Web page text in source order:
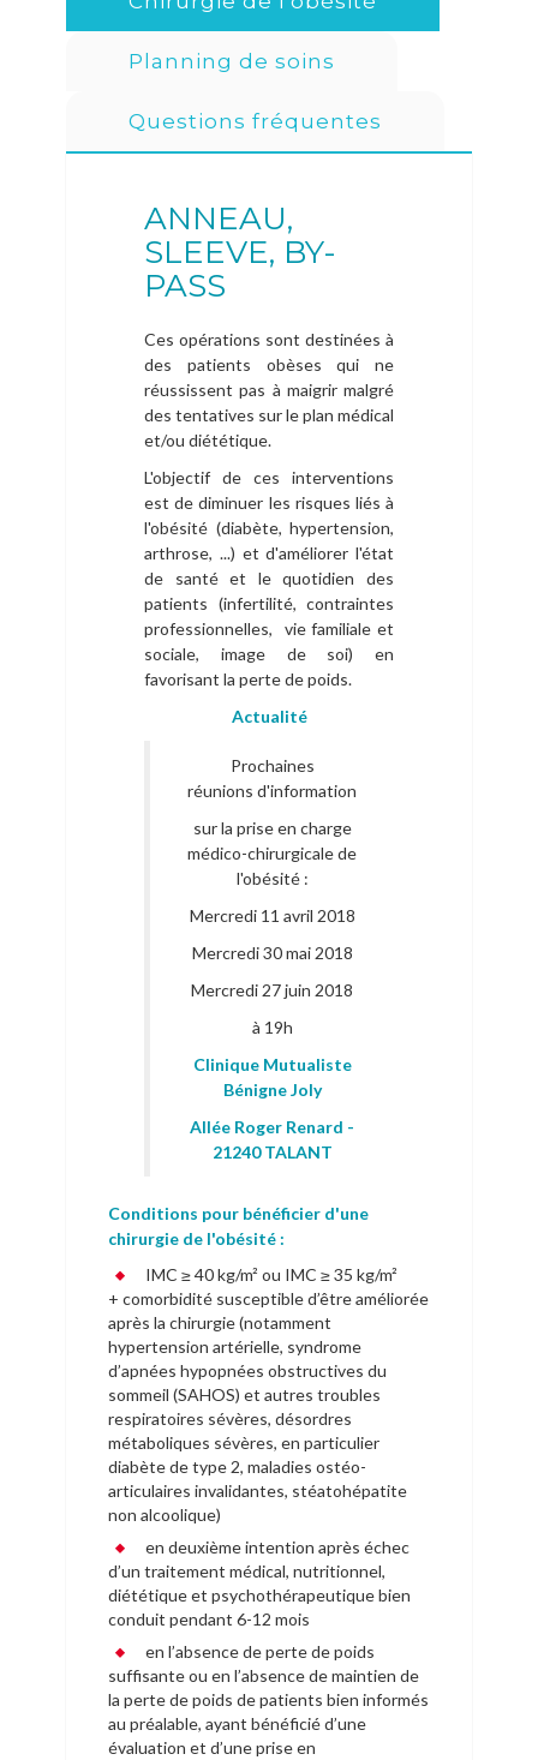
Chimiothérapie
Le Pôle Santé Valmy
Unité Cognitivo Comportementale
Nutrition et Hôpital de jour en nutrition
Bloc opératoire
IRM Radiologie Scanner
Cabinet de Kinesithérapie
Qualité et sécurité des soins
Comités et commissions
Planning de soins
Questions fréquentes
ANNEAU,
SLEEVE, BY-
PASS
Ces opérations sont destinées à
des patients obèses qui ne
réussissent pas à maigrir malgré
des tentatives sur le plan médical
et/ou diététique.
L'objectif de ces interventions
est de diminuer les risques liés à
l'obésité (diabète, hypertension,
arthrose, ...) et d'améliorer l'état
de santé et le quotidien des
patients (infertilité, contraintes
professionnelles, vie familiale et
sociale, image de soi) en
favorisant la perte de poids.
Actualité
Prochaines
réunions d'information
sur la prise en charge
médico-chirurgicale de
l'obésité :
Mercredi 11 avril 2018
Mercredi 30 mai 2018
Mercredi 27 juin 2018
à 19h
Clinique Mutualiste
Bénigne Joly
Allée Roger Renard -
21240 TALANT
Conditions pour bénéficier d'une
chirurgie de l'obésité :
IMC ≥ 40 kg/m² ou IMC ≥ 35 kg/m²
+ comorbidité susceptible d’être améliorée
après la chirurgie (notamment
hypertension artérielle, syndrome
d’apnées hypopnées obstructives du
sommeil (SAHOS) et autres troubles
respiratoires sévères, désordres
métaboliques sévères, en particulier
diabète de type 2, maladies ostéo-
articulaires invalidantes, stéatohépatite
non alcoolique)
en deuxième intention après échec
d’un traitement médical, nutritionnel,
diététique et psychothérapeutique bien
conduit pendant 6-12 mois
en l’absence de perte de poids
suffisante ou en l’absence de maintien de
la perte de poids de patients bien informés
au préalable, ayant bénéficié d’une
évaluation et d’une prise en